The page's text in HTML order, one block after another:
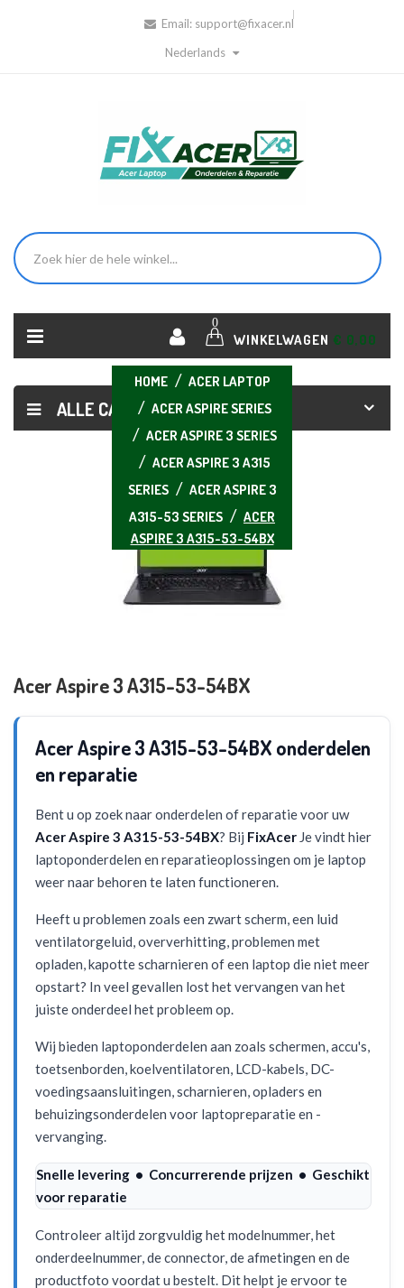
Email: support@fixacer.nl
Nederlands
0
WINKELWAGEN € 0,00
ALLE CATEGORIEËN
HOME
ACER LAPTOP
ACER ASPIRE SERIES
ACER ASPIRE 3 SERIES
ACER ASPIRE 3 A315
SERIES
ACER ASPIRE 3
A315-53 SERIES
ACER
ASPIRE 3 A315-53-54BX
Acer Aspire 3 A315-53-54BX
Acer Aspire 3 A315-53-54BX onderdelen
en reparatie
Bent u op zoek naar onderdelen of reparatie voor uw
Acer Aspire 3 A315-53-54BX? Bij FixAcer Je vindt hier
laptoponderdelen en reparatieoplossingen om je laptop
weer naar behoren te laten functioneren.
Heeft u problemen zoals een zwart scherm, een luid
ventilatorgeluid, oververhitting, problemen met
opladen, kapotte scharnieren of een laptop die niet meer
opstart? In veel gevallen lost het vervangen van het
juiste onderdeel het probleem op.
Wij bieden laptoponderdelen aan zoals schermen, accu's,
toetsenborden, koelventilatoren, LCD-kabels, DC-
voedingsaansluitingen, scharnieren, opladers en
behuizingsonderdelen voor laptopreparatie en -
vervanging.
Snelle levering • Concurrerende prijzen • Geschikt
voor reparatie
Controleer altijd zorgvuldig het modelnummer, het
onderdeelnummer, de connector, de afmetingen en de
productfoto voordat u bestelt. Dit helpt je ervoor te